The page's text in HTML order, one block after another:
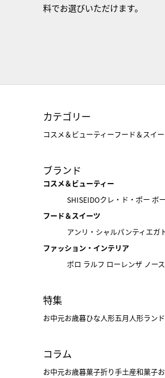
料でお選びいただけます。
カテゴリー
コスメ＆ビューティーフード＆スイ
ブランド
コスメ＆ビューティー
SHISEIDOクレ・ド・ポー ボ
フード＆スイーツ
アンリ・シャルパンティエガ
ファッション・インテリア
ポロ ラルフ ローレンザ ノー
特集
お中元お歳暮ひな人形五月人形ラン
コラム
お中元お歳暮菓子折り手土産和菓子